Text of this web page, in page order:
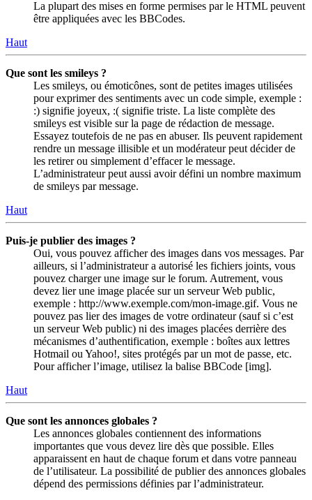
La plupart des mises en forme permises par le HTML peuvent
être appliquées avec les BBCodes.
Haut
Que sont les smileys ?
Les smileys, ou émoticônes, sont de petites images utilisées
pour exprimer des sentiments avec un code simple, exemple :
:) signifie joyeux, :( signifie triste. La liste complète des
smileys est visible sur la page de rédaction de message.
Essayez toutefois de ne pas en abuser. Ils peuvent rapidement
rendre un message illisible et un modérateur peut décider de
les retirer ou simplement d’effacer le message.
L’administrateur peut aussi avoir défini un nombre maximum
de smileys par message.
Haut
Puis-je publier des images ?
Oui, vous pouvez afficher des images dans vos messages. Par
ailleurs, si l’administrateur a autorisé les fichiers joints, vous
pouvez charger une image sur le forum. Autrement, vous
devez lier une image placée sur un serveur Web public,
exemple : http://www.exemple.com/mon-image.gif. Vous ne
pouvez pas lier des images de votre ordinateur (sauf si c’est
un serveur Web public) ni des images placées derrière des
mécanismes d’authentification, exemple : boîtes aux lettres
Hotmail ou Yahoo!, sites protégés par un mot de passe, etc.
Pour afficher l’image, utilisez la balise BBCode [img].
Haut
Que sont les annonces globales ?
Les annonces globales contiennent des informations
importantes que vous devez lire dès que possible. Elles
apparaissent en haut de chaque forum et dans votre panneau
de l’utilisateur. La possibilité de publier des annonces globales
dépend des permissions définies par l’administrateur.